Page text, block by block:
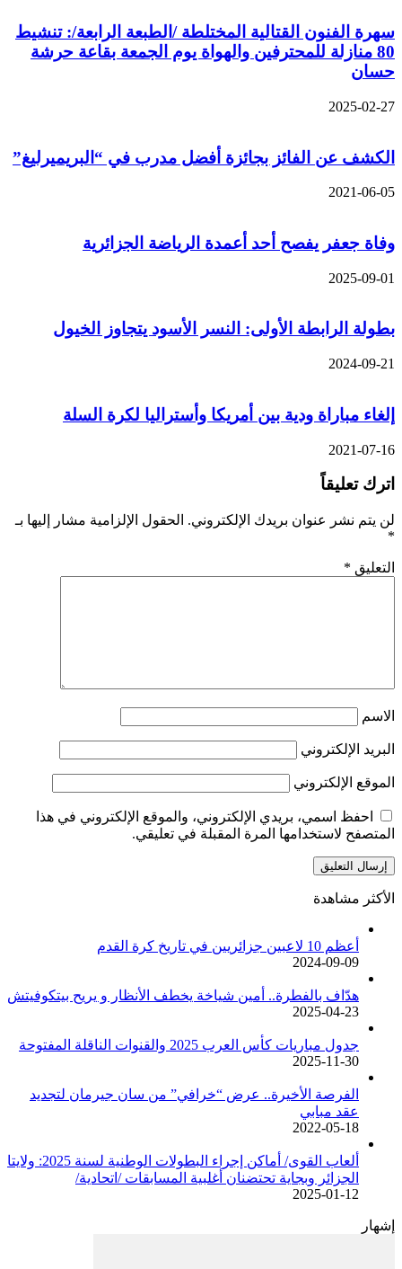
سهرة الفنون القتالية المختلطة /الطبعة الرابعة/: تنشيط
80 منازلة للمحترفين والهواة يوم الجمعة بقاعة حرشة
حسان
2025-02-27
الكشف عن الفائز بجائزة أفضل مدرب في “البريميرليغ”
2021-06-05
وفاة جعفر يفصح أحد أعمدة الرياضة الجزائرية
2025-09-01
بطولة الرابطة الأولى: النسر الأسود يتجاوز الخيول
2024-09-21
إلغاء مباراة ودية بين أمريكا وأستراليا لكرة السلة
2021-07-16
اترك تعليقاً
لن يتم نشر عنوان بريدك الإلكتروني. الحقول الإلزامية مشار إليها بـ
*
التعليق *
الاسم
البريد الإلكتروني
الموقع الإلكتروني
احفظ اسمي، بريدي الإلكتروني، والموقع الإلكتروني في هذا
المتصفح لاستخدامها المرة المقبلة في تعليقي.
الأكثر مشاهدة
أعظم 10 لاعبين جزائريين في تاريخ كرة القدم
2024-09-09
هدّاف بالفطرة.. أمين شياخة يخطف الأنظار و يريح بيتكوفيتش
2025-04-23
جدول مباريات كأس العرب 2025 والقنوات الناقلة المفتوحة
2025-11-30
الفرصة الأخيرة.. عرض “خرافي” من سان جيرمان لتجديد
عقد مبابي
2022-05-18
ألعاب القوى/ أماكن إجراء البطولات الوطنية لسنة 2025: ولايتا
الجزائر وبجاية تحتضنان أغلبية المسابقات /اتحادية/
2025-01-12
إشهار